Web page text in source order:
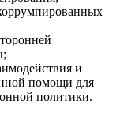
и
помощи для
политики.